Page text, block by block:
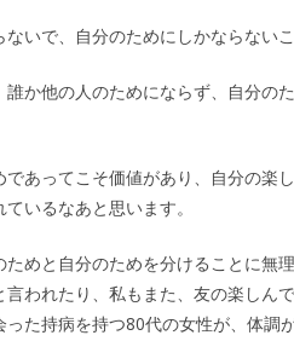
いで、自分のためにしかならない
か他の人のためにならず、自分の
あってこそ価値があり、自分の楽
いるなあと思います。
ためと自分のためを分けることに
言われたり、私もまた、友の楽しん
った持病を持つ80代の女性が、体